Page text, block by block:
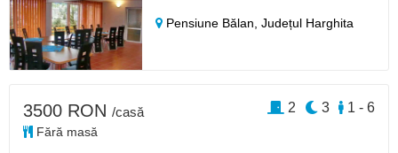
Pensiune Bălan,Județul Harghita
3500 RON /casă
Fără masă
1 - 6
3
2